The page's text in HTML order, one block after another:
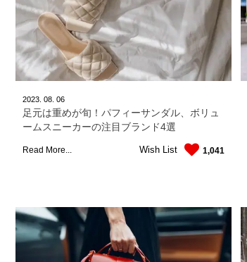
2023. 08. 06
足元は重めが旬！パフィーサンダル、ボリュ
ームスニーカーの注目ブランド4選
Read More... 1,041
Wish List